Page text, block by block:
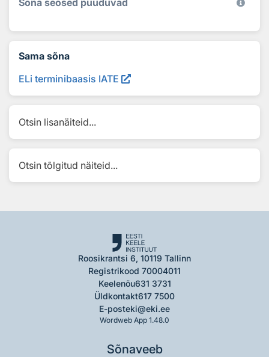
Sõna seosed puuduvad
Sama sõna
ELi terminibaasis IATE
Otsin lisanäiteid...
Otsin tõlgitud näiteid...
Roosikrantsi 6, 10119 Tallinn
Registrikood 70004011
Keelenõu631 3731
Üldkontakt617 7500
E-posteki@eki.ee
Wordweb App 1.48.0
Sõnaveeb